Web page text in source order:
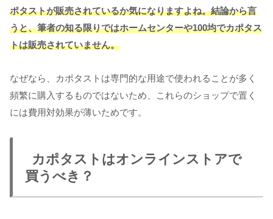
ポタストが販売されているか気になりますよね。結論から言
うと、筆者の知る限りではホームセンターや100均でカポタス
トは販売されていません。
なぜなら、カポタストは専門的な用途で使われることが多く
頻繁に購入するものではないため、これらのショップで置く
には費用対効果が薄いためです。
カポタストはオンラインストアで
買うべき？